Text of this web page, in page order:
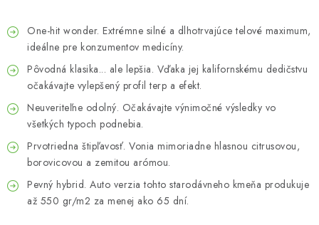
One-hit wonder. Extrémne silné a dlhotrvajúce telové maximum,
ideálne pre konzumentov medicíny.
Pôvodná klasika... ale lepšia. Vďaka jej kalifornskému dedičstvu
očakávajte vylepšený profil terp a efekt.
Neuveriteľne odolný. Očakávajte výnimočné výsledky vo
všetkých typoch podnebia.
Prvotriedna štipľavosť. Vonia mimoriadne hlasnou citrusovou,
borovicovou a zemitou arómou.
Pevný hybrid. Auto verzia tohto starodávneho kmeňa produkuje
až 550 gr/m2 za menej ako 65 dní.